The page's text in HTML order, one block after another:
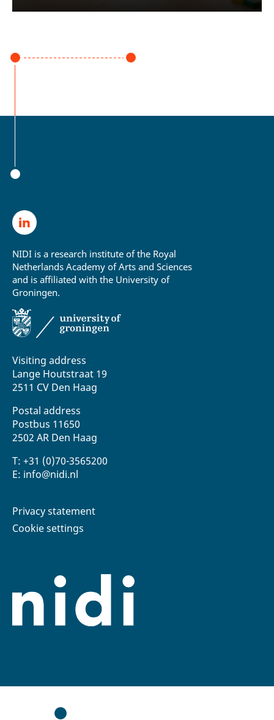
Visiting address
Lange Houtstraat 19
2511 CV Den Haag
Postal address
Postbus 11650
2502 AR Den Haag
T: +31 (0)70-3565200
E: info@nidi.nl
NIDI is a research institute of the Royal
Netherlands Academy of Arts and Sciences
and is affiliated with the University of
Groningen.
Privacy statement
Cookie settings